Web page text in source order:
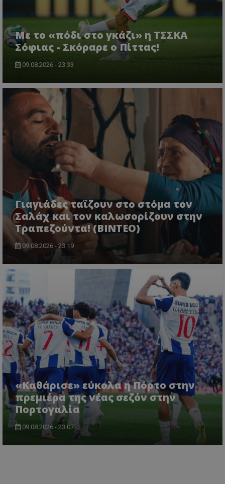
Με το «πόδι στο γκάζι» η ΤΣΣΚΑ
Σόφιας - Σκόραρε ο Πίττας!
09.08.2026 - 23:33
Γιαγιάδες ταΐζουν στο στόμα τον
Σαλάχ και τον καλωσορίζουν στην
Τραπεζούντα! (ΒΙΝΤΕΟ)
09.08.2026 - 23:19
«Καθάρισε» εύκολα η Πόρτο στην
πρεμιέρα της νέας σεζόν στην
Πορτογαλία
09.08.2026 - 23:07